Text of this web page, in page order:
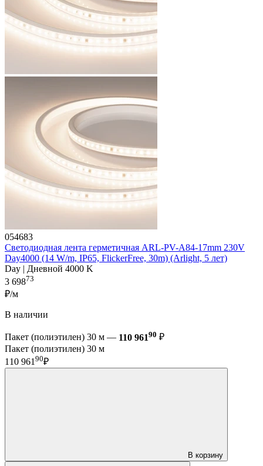
054683
Светодиодная лента герметичная ARL-PV-A84-17mm 230V
Day4000 (14 W/m, IP65, FlickerFree, 30m) (Arlight, 5 лет)
Day | Дневной 4000 K
3 69873
₽/м
В наличии
Пакет (полиэтилен) 30 м — 110 96190 ₽
Пакет (полиэтилен) 30 м
110 961 90₽
В корзину